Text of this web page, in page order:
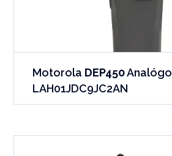
Motorola DEP450Analógo
LAH01JDC9JC2AN